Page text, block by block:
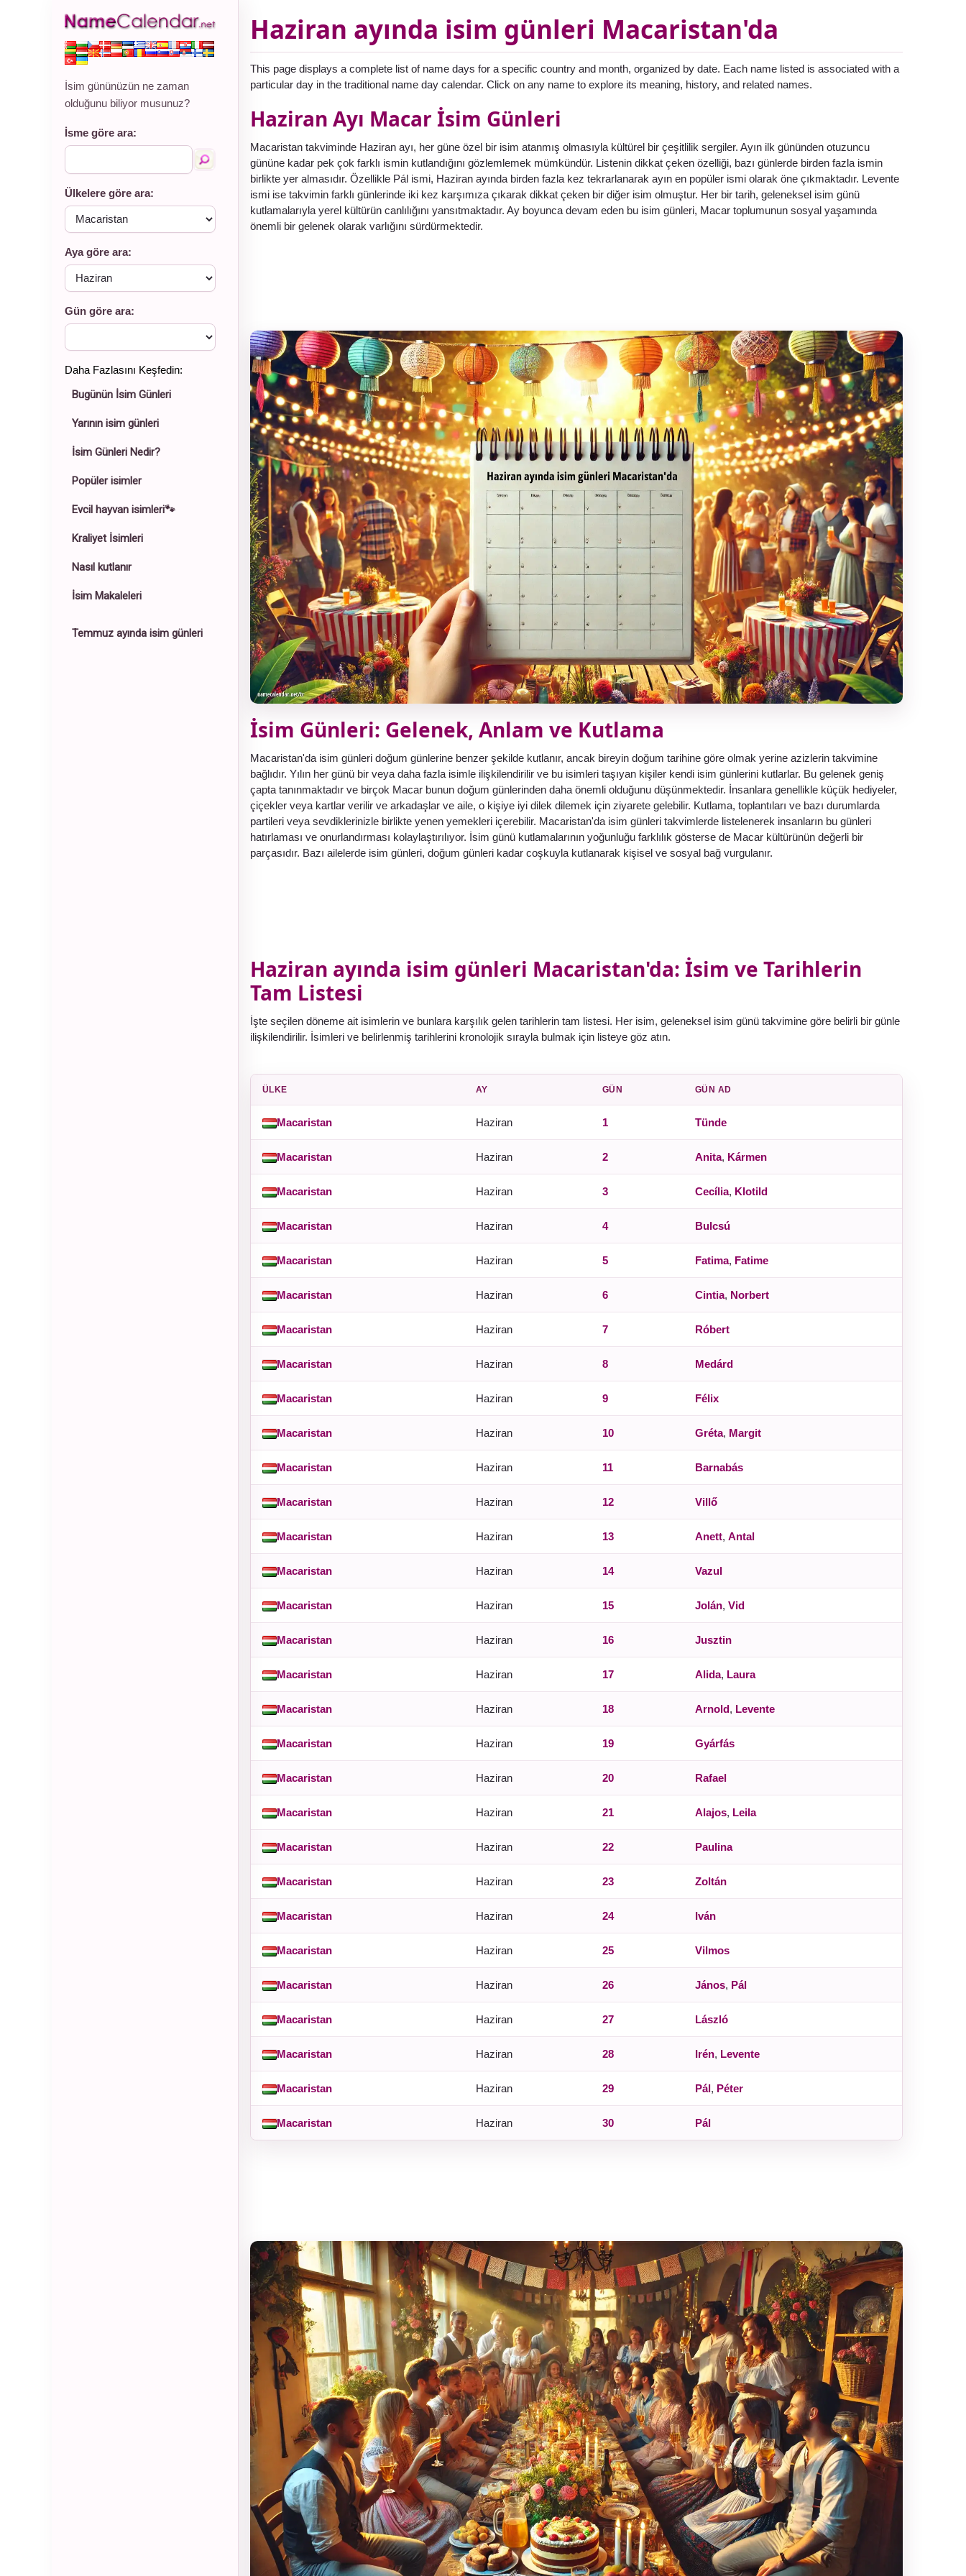
İsim gününüzün ne zaman
olduğunu biliyor musunuz?
İsme göre ara:
Ülkelere göre ara:
Aya göre ara:
Gün göre ara:
Daha Fazlasını Keşfedin:
Bugünün İsim Günleri
Yarının isim günleri
İsim Günleri Nedir?
Popüler isimler
Evcil hayvan isimleri🐾
Kraliyet İsimleri
Nasıl kutlanır
İsim Makaleleri
Temmuz ayında isim günleri
Haziran ayında isim günleri Macaristan'da
This page displays a complete list of name days for a specific country and month, organized by date. Each name listed is associated with a
particular day in the traditional name day calendar. Click on any name to explore its meaning, history, and related names.
Haziran Ayı Macar İsim Günleri
Macaristan takviminde Haziran ayı, her güne özel bir isim atanmış olmasıyla kültürel bir çeşitlilik sergiler. Ayın ilk gününden otuzuncu
gününe kadar pek çok farklı ismin kutlandığını gözlemlemek mümkündür. Listenin dikkat çeken özelliği, bazı günlerde birden fazla ismin
birlikte yer almasıdır. Özellikle Pál ismi, Haziran ayında birden fazla kez tekrarlanarak ayın en popüler ismi olarak öne çıkmaktadır. Levente
ismi ise takvimin farklı günlerinde iki kez karşımıza çıkarak dikkat çeken bir diğer isim olmuştur. Her bir tarih, geleneksel isim günü
kutlamalarıyla yerel kültürün canlılığını yansıtmaktadır. Ay boyunca devam eden bu isim günleri, Macar toplumunun sosyal yaşamında
önemli bir gelenek olarak varlığını sürdürmektedir.
İsim Günleri: Gelenek, Anlam ve Kutlama
Macaristan'da isim günleri doğum günlerine benzer şekilde kutlanır, ancak bireyin doğum tarihine göre olmak yerine azizlerin takvimine
bağlıdır. Yılın her günü bir veya daha fazla isimle ilişkilendirilir ve bu isimleri taşıyan kişiler kendi isim günlerini kutlarlar. Bu gelenek geniş
çapta tanınmaktadır ve birçok Macar bunun doğum günlerinden daha önemli olduğunu düşünmektedir. İnsanlara genellikle küçük hediyeler,
çiçekler veya kartlar verilir ve arkadaşlar ve aile, o kişiye iyi dilek dilemek için ziyarete gelebilir. Kutlama, toplantıları ve bazı durumlarda
partileri veya sevdiklerinizle birlikte yenen yemekleri içerebilir. Macaristan'da isim günleri takvimlerde listelenerek insanların bu günleri
hatırlaması ve onurlandırması kolaylaştırılıyor. İsim günü kutlamalarının yoğunluğu farklılık gösterse de Macar kültürünün değerli bir
parçasıdır. Bazı ailelerde isim günleri, doğum günleri kadar coşkuyla kutlanarak kişisel ve sosyal bağ vurgulanır.
Haziran ayında isim günleri Macaristan'da: İsim ve Tarihlerin
Tam Listesi
İşte seçilen döneme ait isimlerin ve bunlara karşılık gelen tarihlerin tam listesi. Her isim, geleneksel isim günü takvimine göre belirli bir günle
ilişkilendirilir. İsimleri ve belirlenmiş tarihlerini kronolojik sırayla bulmak için listeye göz atın.
ÜLKE AY GÜN GÜN AD
Macaristan Haziran 1 Tünde
Macaristan Haziran 2 Anita, Kármen
Macaristan Haziran 3 Cecília, Klotild
Macaristan Haziran 4 Bulcsú
Macaristan Haziran 5 Fatima, Fatime
Macaristan Haziran 6 Cintia, Norbert
Macaristan Haziran 7 Róbert
Macaristan Haziran 8 Medárd
Macaristan Haziran 9 Félix
Macaristan Haziran 10 Gréta, Margit
Macaristan Haziran 11 Barnabás
Macaristan Haziran 12 Villő
Macaristan Haziran 13 Anett, Antal
Macaristan Haziran 14 Vazul
Macaristan Haziran 15 Jolán, Vid
Macaristan Haziran 16 Jusztin
Macaristan Haziran 17 Alida, Laura
Macaristan Haziran 18 Arnold, Levente
Macaristan Haziran 19 Gyárfás
Macaristan Haziran 20 Rafael
Macaristan Haziran 21 Alajos, Leila
Macaristan Haziran 22 Paulina
Macaristan Haziran 23 Zoltán
Macaristan Haziran 24 Iván
Macaristan Haziran 25 Vilmos
Macaristan Haziran 26 János, Pál
Macaristan Haziran 27 László
Macaristan Haziran 28 Irén, Levente
Macaristan Haziran 29 Pál, Péter
Macaristan Haziran 30 Pál